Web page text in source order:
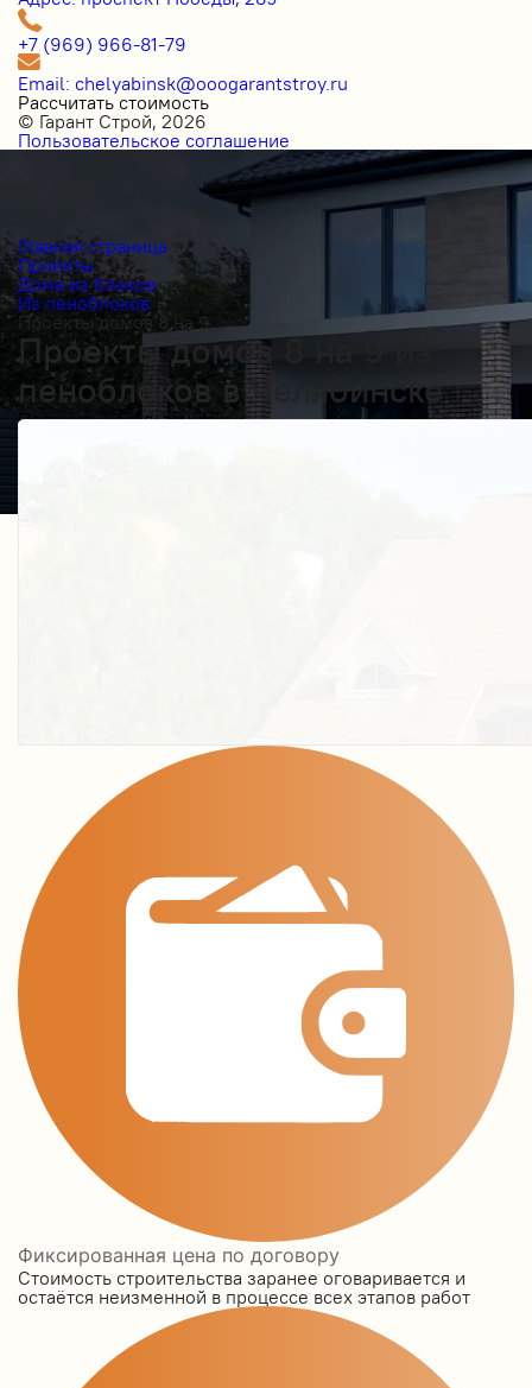
+7 (969) 966-81-79
Email: chelyabinsk@ooogarantstroy.ru
Рассчитать стоимость
© Гарант Строй, 2026
Пользовательское соглашение
Главная страница
Проекты
Дома из блоков
Из пеноблоков
Проекты домов 8 на 9
Проекты домов 8 на 9 из
пеноблоков в Челябинске
Получить косультацию
Фиксированная цена по договору
Стоимость строительства заранее оговаривается и
остаётся неизменной в процессе всех этапов работ